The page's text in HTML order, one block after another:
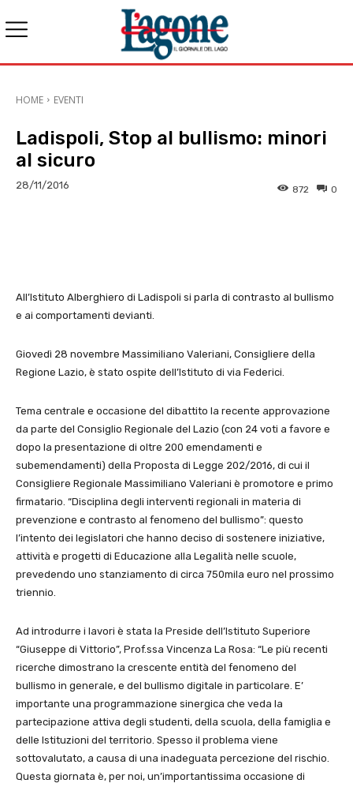
HOME EVENTI
Ladispoli, Stop al bullismo: minori
al sicuro
28/11/2016 0
872
All’Istituto Alberghiero di Ladispoli si parla di contrasto al bullismo
e ai comportamenti devianti.
Giovedì 28 novembre Massimiliano Valeriani, Consigliere della
Regione Lazio, è stato ospite dell’Istituto di via Federici.
Tema centrale e occasione del dibattito la recente approvazione
da parte del Consiglio Regionale del Lazio (con 24 voti a favore e
dopo la presentazione di oltre 200 emendamenti e
subemendamenti) della Proposta di Legge 202/2016, di cui il
Consigliere Regionale Massimiliano Valeriani è promotore e primo
firmatario. “Disciplina degli interventi regionali in materia di
prevenzione e contrasto al fenomeno del bullismo”: questo
l’intento dei legislatori che hanno deciso di sostenere iniziative,
attività e progetti di Educazione alla Legalità nelle scuole,
prevedendo uno stanziamento di circa 750mila euro nel prossimo
triennio.
Ad introdurre i lavori è stata la Preside dell’Istituto Superiore
“Giuseppe di Vittorio”, Prof.ssa Vincenza La Rosa: “Le più recenti
ricerche dimostrano la crescente entità del fenomeno del
bullismo in generale, e del bullismo digitale in particolare. E’
importante una programmazione sinergica che veda la
partecipazione attiva degli studenti, della scuola, della famiglia e
delle Istituzioni del territorio. Spesso il problema viene
sottovalutato, a causa di una inadeguata percezione del rischio.
Questa giornata è, per noi, un’importantissima occasione di